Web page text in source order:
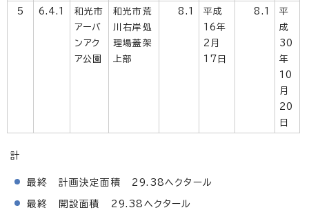
5 6.4.1
和光市
アーバ
ンアク
ア公園
和光市荒
川右岸処
理場蓋架
上部
8.1
平成
16年
2月
17日
8.1
平
成
30
年
10
月
20
日
計
最終 計画決定面積 29.38ヘクタール
最終 開設面積 29.38ヘクタール